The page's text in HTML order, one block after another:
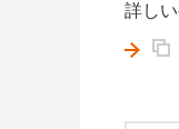
詳し